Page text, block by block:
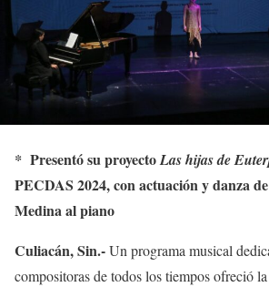
* Presentó su proyectoLas hijas de
PECDAS 2024, con actuación y danza
Medina al piano
Culiacán, Sin.-Un programa musical
compositoras de todos los tiempos ofreció